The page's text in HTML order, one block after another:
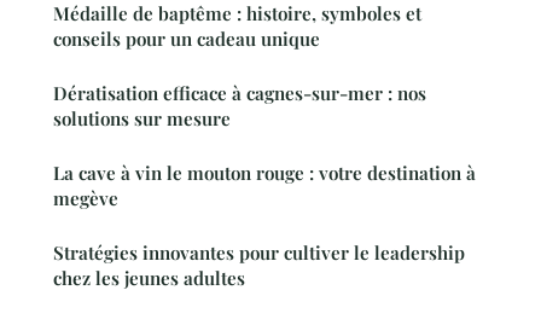
Médaille de baptême : histoire, symboles et
conseils pour un cadeau unique
Dératisation efficace à cagnes-sur-mer : nos
solutions sur mesure
La cave à vin le mouton rouge : votre destination à
megève
Stratégies innovantes pour cultiver le leadership
chez les jeunes adultes